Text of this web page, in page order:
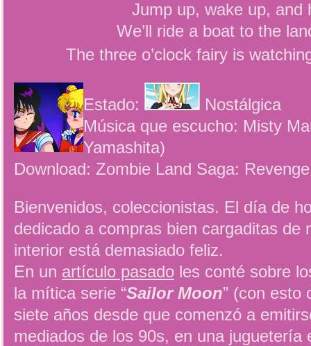
Jump up, wake up, and
We’ll ride a boat to the
The three o’clock fairy is
Estado:
Nostálgica
Música que escucho: Misty
Yamashita)
Download: Zombie Land Saga:
Bienvenidos, coleccionistas. El día de
dedicado a compras bien cargaditas de
interior está demasiado feliz.
En un artículo pasado les conté sobre
la mítica serie “Sailor Moon” (con esto
siete años desde que comenzó a
mediados de los 90s, en una juguetería